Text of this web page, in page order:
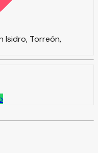
Isidro, Torreón,